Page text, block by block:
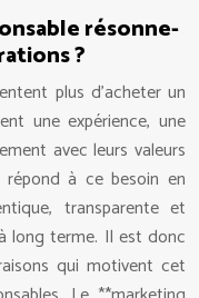
résonne-
?
plus d’acheter un
une expérience, une
avec leurs valeurs
répond à ce besoin en
transparente et
long terme. Il est donc
qui motivent cet